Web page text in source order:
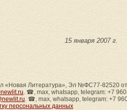
15 января 2007 г.
«Новая Литература», Эл №ФС77-82520
. ☎, max, whatsapp, telegram: +7
. ☎, max, whatsapp, telegram: +7
персональных данных